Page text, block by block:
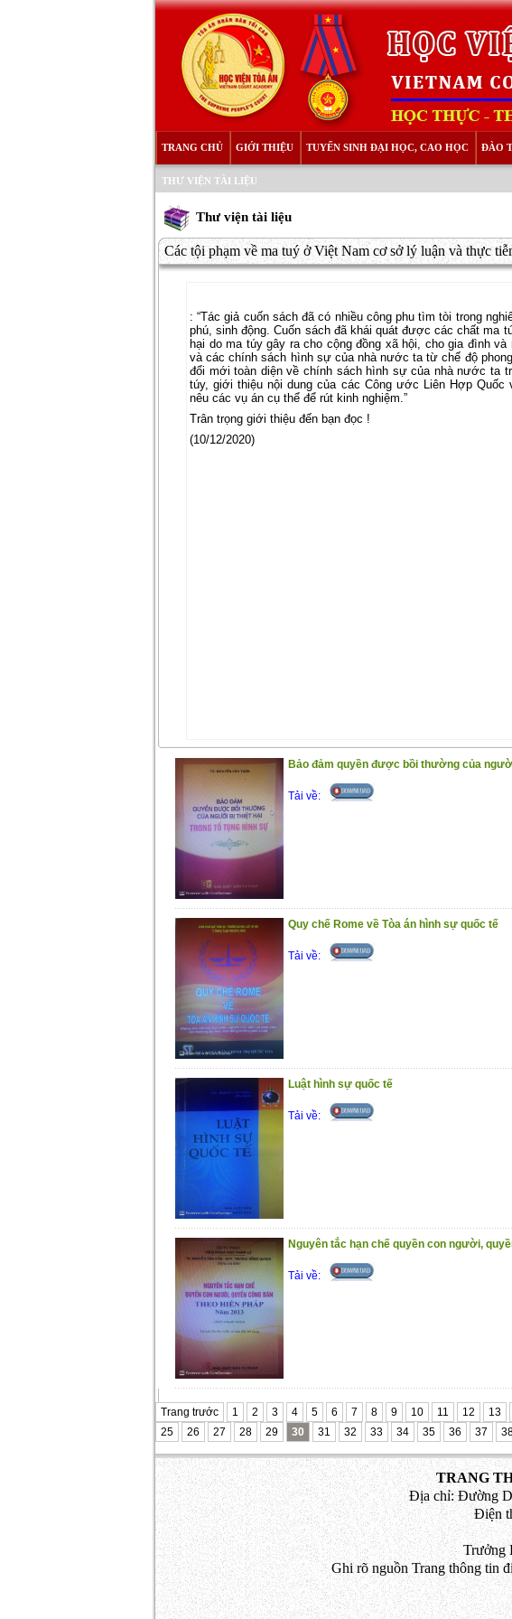
TRANG CHỦ GIỚI THIỆU TUYỂN SINH ĐẠI HỌC, CAO HỌC ĐÀO
THƯ VIỆN TÀI LIỆU
Thư viện tài liệu
Các tội phạm về ma tuý ở Việt Nam cơ sở lý luận và thực
: “Tác giả cuốn sách đã có nhiều công phu tìm tòi trong
phú, sinh động. Cuốn sách đã khái quát được các chất ma
hại do ma túy gây ra cho cộng đồng xã hội, cho gia đình
và các chính sách hình sự của nhà nước ta từ chế độ
đổi mới toàn diện về chính sách hình sự của nhà nước ta
túy, giới thiệu nội dung của các Công ước Liên Hợp Quốc
nêu các vụ án cụ thể để rút kinh nghiệm.”
Trân trọng giới thiệu đến bạn đọc !
(10/12/2020)
Bảo đảm quyền được bồi thường của
Tải về:
Quy chế Rome về Tòa án hình sự quốc tế
Tải về:
Luật hình sự quốc tế
Tải về:
Nguyên tắc hạn chế quyền con người,
Tải về:
Trang trước 1 2 3 4 5 6 7 8 9 10 11 12 13
25
26 27 28 29 30 31 32 33 34 35 36 37
TRANG
Địa chỉ: Đường
Điện
Trưởng
Ghi rõ nguồn Trang thông tin